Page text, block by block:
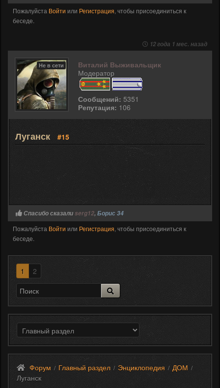
Пожалуйста Войти или Регистрация, чтобы присоединиться к
беседе.
12 года 1 мес. назад
Не в сети
Виталий Выживальщик
Модератор
Сообщений: 5351
Репутация: 106
Луганск #15
Спасибо сказалиserg12, Борис 34
Пожалуйста Войти или Регистрация, чтобы присоединиться к
беседе.
1 2
Форум / Главный раздел / Энциклопедия / ДОМ /
Луганск